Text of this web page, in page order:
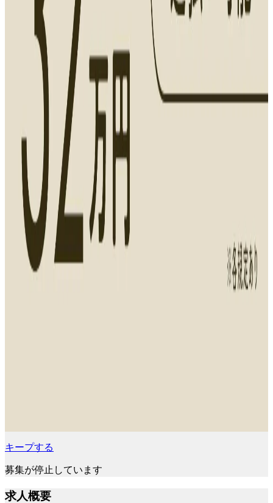
キープする
募集が停止しています
求人概要